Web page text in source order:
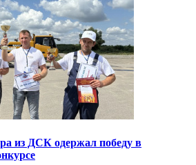
из ДСК одержал победу в